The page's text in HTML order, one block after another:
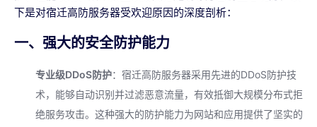
下是对宿迁高防服务器受欢迎原因的深度剖析：
一、强大的安全防护能力
专业级DDoS防护：宿迁高防服务器采用先进的DDoS防护技
术，能够自动识别并过滤恶意流量，有效抵御大规模分布式拒
绝服务攻击。这种强大的防护能力为网站和应用提供了坚实的